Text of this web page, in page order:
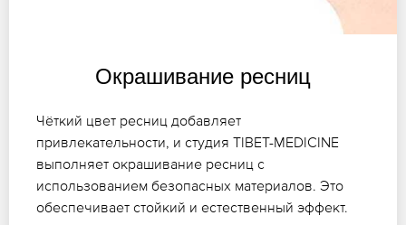
Окрашивание ресниц
Чёткий цвет ресниц добавляет
привлекательности, и студия TIBET-MEDICINE
выполняет окрашивание ресниц с
использованием безопасных материалов. Это
обеспечивает стойкий и естественный эффект.